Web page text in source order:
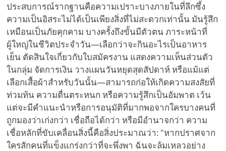
ประสบการณ์รากฐานคือความเปราะบางภายในที่ลึกซึ้ง
ความเป็นอิสระไม่ได้เป็นเพียงสิ่งที่ไม่สะดวกเท่านั้น มันรู้สึก
เหมือนเป็นภัยคุกคาม บางครั้งถึงขั้นมีตัวตน ภาระหน้าที่
ผู้ใหญ่ในชีวิตประจำวัน—เลือกว่าจะกินอะไรเป็นอาหาร
เย็น ตัดสินใจเกี่ยวกับใบสมัครงาน แสดงความเห็นส่วนตัว
ในกลุ่ม จัดการเงิน วางแผนวันหยุดสุดสัปดาห์ หรือแม้แต่
เลือกเสื้อผ้าสำหรับวันนั้น—สามารถก่อให้เกิดความสงสัยที่
ท่วมท้น ความตื่นตระหนก หรือความรู้สึกเป็นอัมพาต เว้น
แต่จะมีคำแนะนำหรือการอนุมัติที่มากพอจากใครบางคนที่
ถูกมองว่าเก่งกว่า เชื่อถือได้กว่า หรือมีอำนาจกว่า ความ
เชื่อหลักที่ขับเคลื่อนสิ่งนี้คือสิ่งประมาณว่า: "หากปราศจาก
ใครสักคนที่แข็งแกร่งกว่าที่จะพึ่งพา ฉันจะล้มเหลวอย่าง